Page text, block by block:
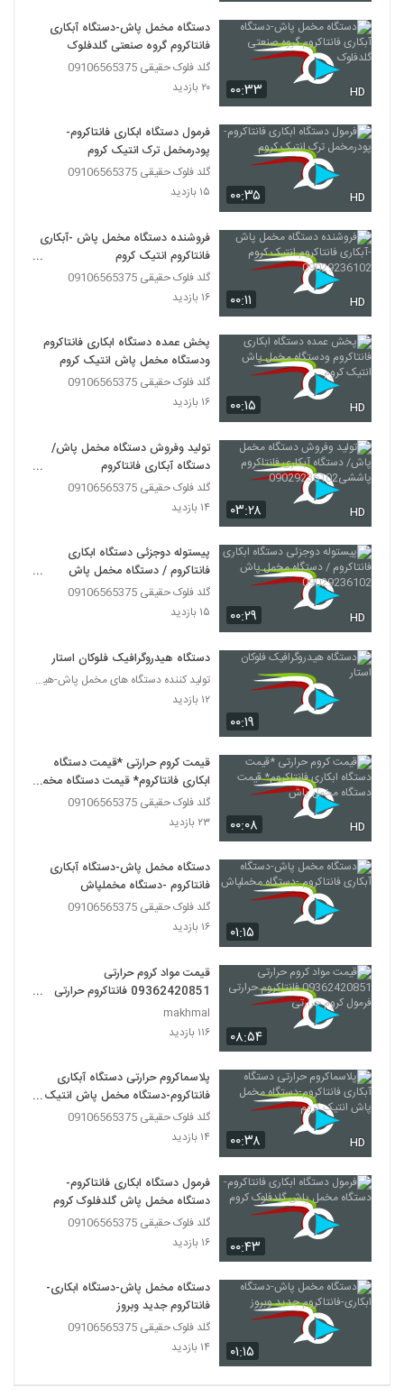
۰۰:۳۳ HD
دستگاه مخمل پاش-دستگاه آبکاری
فانتاکروم گروه صنعتی گلدفلوک
گلد فلوک حقیقی 09106565375
۲۰ بازدید
۰۰:۳۵ HD
فرمول دستگاه ابکاری فانتاکروم-
پودرمخمل ترک انتیک کروم
گلد فلوک حقیقی 09106565375
۱۵ بازدید
۰۰:۱۱ HD
فروشنده دستگاه مخمل پاش -آبکاری
فانتاکروم انتیک کروم
09029236102
گلد فلوک حقیقی 09106565375
۱۶ بازدید
۰۰:۱۵ HD
پخش عمده دستگاه ابکاری فانتاکروم
ودستگاه مخمل پاش انتیک کروم
گلد فلوک حقیقی 09106565375
۱۶ بازدید
۰۳:۲۸ HD
تولید وفروش دستگاه مخمل پاش/
دستگاه آبکاری فانتاکروم
پاششی09029236102
گلد فلوک حقیقی 09106565375
۱۴ بازدید
۰۰:۲۹ HD
پیستوله دوجزئی دستگاه ابکاری
فانتاکروم / دستگاه مخمل پاش
09029236102
گلد فلوک حقیقی 09106565375
۱۵ بازدید
۰۰:۱۹
دستگاه هیدروگرافیک فلوکان استار
تولید کننده دستگاه های مخمل پاش-هیدروگرافیک-ابکاری
۱۲ بازدید
۰۰:۰۸ HD
قیمت کروم حرارتی *قیمت دستگاه
ابکاری فانتاکروم* قیمت دستگاه مخمل
پاش
گلد فلوک حقیقی 09106565375
۲۳ بازدید
۰۱:۱۵
دستگاه مخمل پاش-دستگاه آبکاری
فانتاکروم -دستگاه مخملپاش
گلد فلوک حقیقی 09106565375
۱۶ بازدید
۰۸:۵۴
قیمت مواد کروم حرارتی
09362420851 فانتاکروم حرارتی
فرمول کروم حرارتی
makhmal
۱۱۶ بازدید
۰۰:۳۸ HD
پلاسماکروم حرارتی دستگاه آبکاری
فانتاکروم-دستگاه مخمل پاش انتیک
کروم
گلد فلوک حقیقی 09106565375
۱۴ بازدید
۰۰:۴۳
فرمول دستگاه ابکاری فانتاکروم-
دستگاه مخمل پاش گلدفلوک کروم
گلد فلوک حقیقی 09106565375
۱۶ بازدید
۰۱:۱۵
دستگاه مخمل پاش-دستگاه ابکاری-
فانتاکروم جدید وبروز
گلد فلوک حقیقی 09106565375
۱۴ بازدید